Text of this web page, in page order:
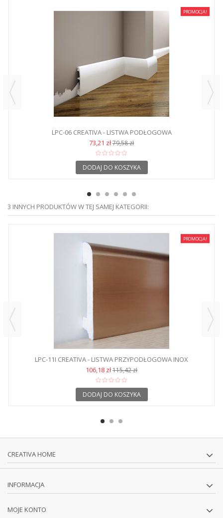
PROMOCJA!
LPC-06 CREATIVA - LISTWA PODŁOGOWA
73,21 zł79,58 zł
DODAJ DO KOSZYKA
3 INNYCH PRODUKTÓW W TEJ SAMEJ KATEGORII:
PROMOCJA!
LPC-11I CREATIVA - LISTWA PRZYPODŁOGOWA INOX
106,18 zł115,42 zł
DODAJ DO KOSZYKA
CREATIVA HOME
INFORMACJA
MOJE KONTO